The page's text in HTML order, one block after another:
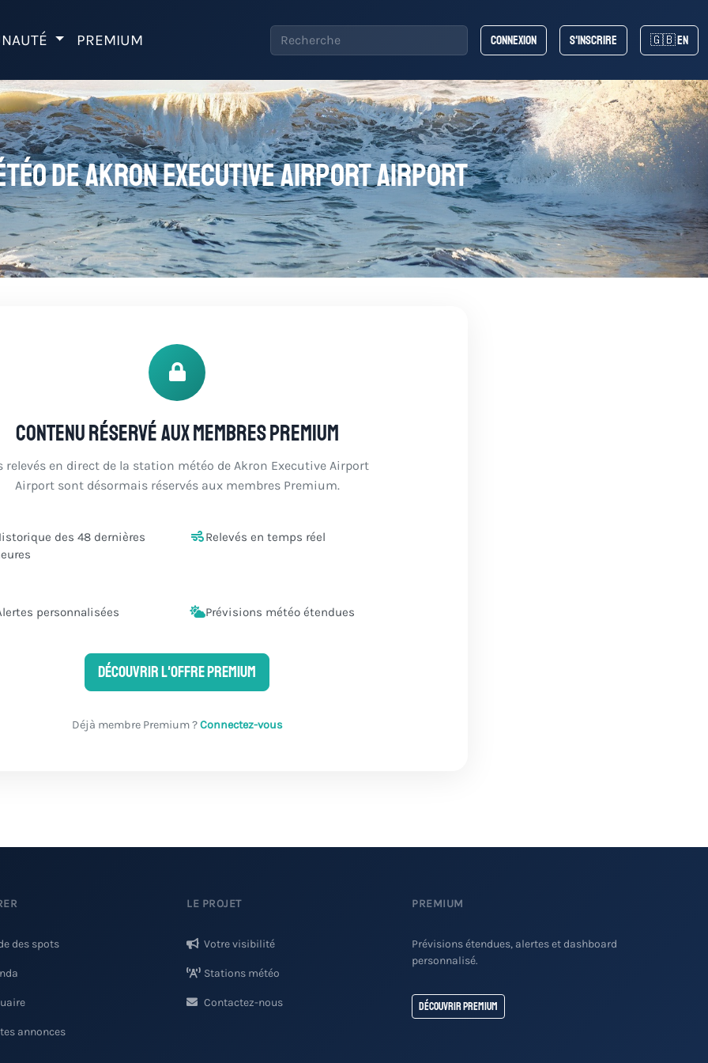
PREMIUM Connexion S'inscrire 🇬🇧 EN
de Akron Executive Airport Airport
Contenu réservé aux membres Premium
relevés en direct de la station météo de Akron Executive Airport
Airport sont désormais réservés aux membres Premium.
des 48 dernières
Relevés en temps réel
personnalisées Prévisions météo étendues
Découvrir l'offre Premium
Déjà membre Premium ?Connectez-vous
des spots
annonces
LE PROJET
Votre visibilité
Stations météo
Contactez-nous
PREMIUM
Prévisions étendues, alertes et dashboard
personnalisé.
Découvrir Premium